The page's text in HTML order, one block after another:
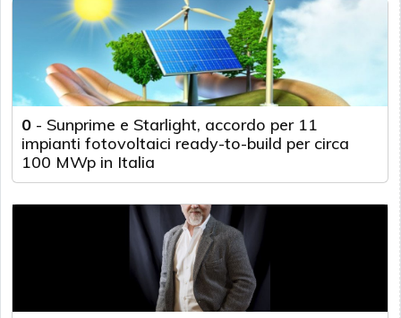
0 - Sunprime e Starlight, accordo per 11
impianti fotovoltaici ready-to-build per circa
100 MWp in Italia